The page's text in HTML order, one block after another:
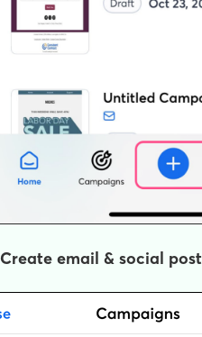
Create email & social post